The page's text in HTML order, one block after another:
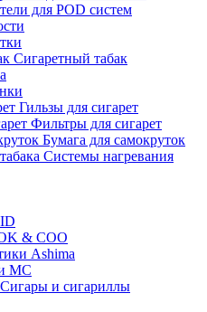
для POD систем
Сигаретный табак
Гильзы для сигарет
Фильтры для сигарет
Бумага для самокруток
Системы нагревания
& COO
Ashima
MC
Сигары и сигариллы